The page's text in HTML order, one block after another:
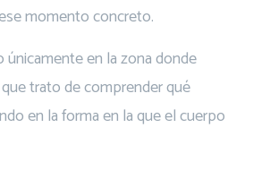
momento concreto.
en la zona donde
trato de comprender qué
en la forma en la que el cuerpo